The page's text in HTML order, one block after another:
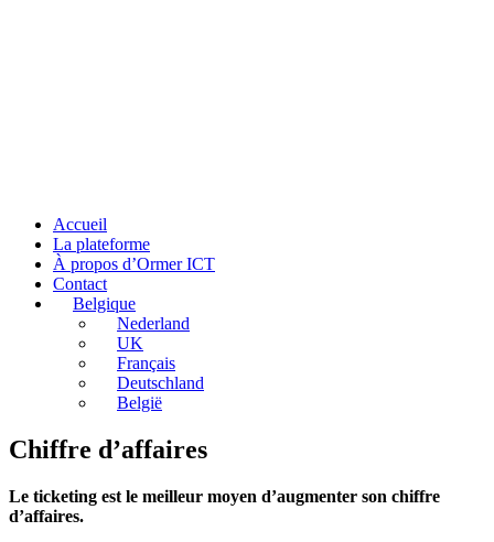
Accueil
La plateforme
À propos d’Ormer ICT
Contact
Belgique
Nederland
UK
Français
Deutschland
België
Chiffre d’affaires
Le ticketing est le meilleur moyen d’augmenter son chiffre
d’affaires.